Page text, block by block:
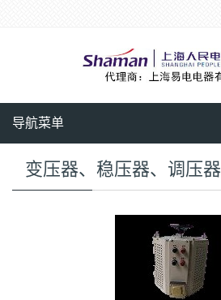
导航菜单
变压器、稳压器、调压器